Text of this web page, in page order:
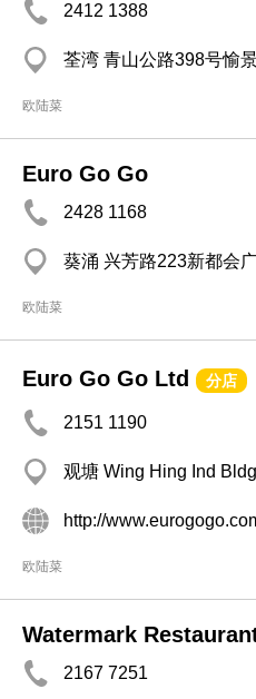
2412 1388
荃湾 青山公路398号愉
欧陆菜
Euro Go Go
2428 1168
葵涌 兴芳路223新都会
欧陆菜
Euro Go Go Ltd 分店
2151 1190
观塘 Wing Hing Ind Bldg
http://
欧陆菜
Watermark
2167 7251